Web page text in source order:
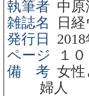
執筆者 中原
雑誌名
日
発行日
2018
ページ
１
備 考 女性
婦人